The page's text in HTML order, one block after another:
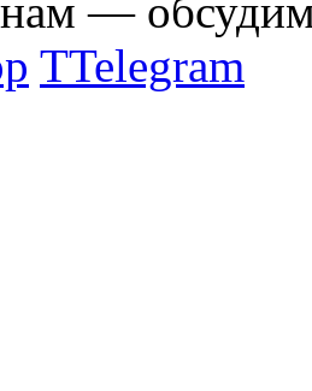
—
TTelegram